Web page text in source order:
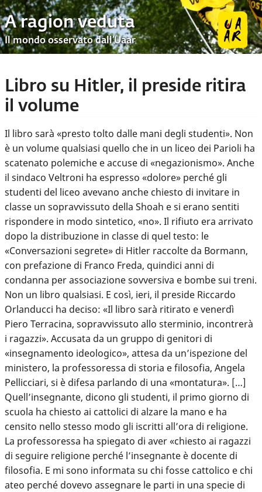
A ragion veduta
Il mondo osservato dall’Uaar
Libro su Hitler, il preside ritira
il volume
Il libro sarà «presto tolto dalle mani degli studenti». Non
è un volume qualsiasi quello che in un liceo dei Parioli ha
scatenato polemiche e accuse di «negazionismo». Anche
il sindaco Veltroni ha espresso «dolore» perché gli
studenti del liceo avevano anche chiesto di invitare in
classe un sopravvissuto della Shoah e si erano sentiti
rispondere in modo sintetico, «no». Il rifiuto era arrivato
dopo la distribuzione in classe di quel testo: le
«Conversazioni segrete» di Hitler raccolte da Bormann,
con prefazione di Franco Freda, quindici anni di
condanna per associazione sovversiva e bombe sui treni.
Non un libro qualsiasi. E così, ieri, il preside Riccardo
Orlanducci ha deciso: «Il libro sarà ritirato e venerdì
Piero Terracina, sopravvissuto allo sterminio, incontrerà
i ragazzi». Accusata da un gruppo di genitori di
«insegnamento ideologico», attesa da un’ispezione del
ministero, la professoressa di storia e filosofia, Angela
Pellicciari, si è difesa parlando di una «montatura». […]
Quell’insegnante, dicono gli studenti, il primo giorno di
scuola ha chiesto ai cattolici di alzare la mano e ha
censito nello stesso modo gli iscritti all’ora di religione.
La professoressa ha spiegato di aver «chiesto ai ragazzi
di seguire religione perché l’insegnante è docente di
filosofia. E mi sono informata su chi fosse cattolico e chi
ateo perché dovevo assegnare le parti in una specie di